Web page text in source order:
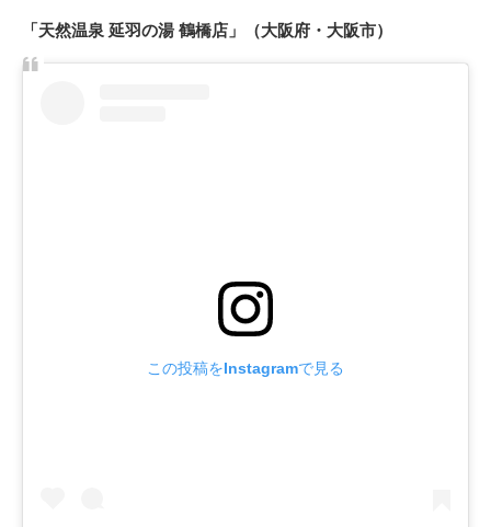
「天然温泉 延羽の湯 鶴橋店」（大阪府・大阪市）
この投稿をInstagramで見る